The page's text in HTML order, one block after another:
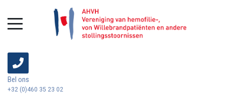
Bel ons
+32 (0)460 35 23 02